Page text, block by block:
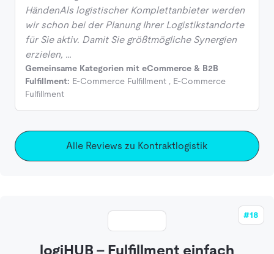
HändenAls logistischer Komplettanbieter werden
wir schon bei der Planung Ihrer Logistikstandorte
für Sie aktiv. Damit Sie größtmögliche Synergien
erzielen, …
Gemeinsame Kategorien mit eCommerce & B2B
Fulfillment: E-Commerce Fulfillment , E-Commerce
Fulfillment
Alle Reviews zu Kontraktlogistik
#18
logiHUB – Fulfillment einfach